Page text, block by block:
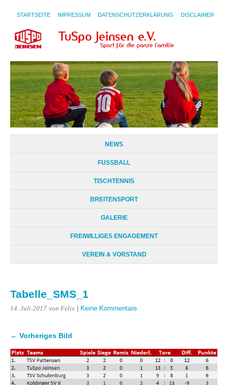
STARTSEITE IMPRESSUM DATENSCHUTZERKLÄRUNG DISCLAIMER
NEWS
FUSSBALL
TISCHTENNIS
BREITENSPORT
GALERIE
FREIWILLIGES ENGAGEMENT
VEREIN & VORSTAND
Tabelle_SMS_1
14. Juli 2017 von Felix | Keine Kommentare
← Vorheriges Bild